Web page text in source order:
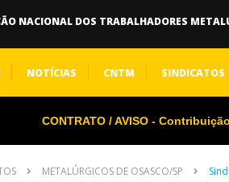
NACIONAL DOS TRABALHADORES
NOTÍCIAS CNTM SINDICATOS
CONTRATO / AVISO -
METALÚRGICOS DE OSASCO/SP